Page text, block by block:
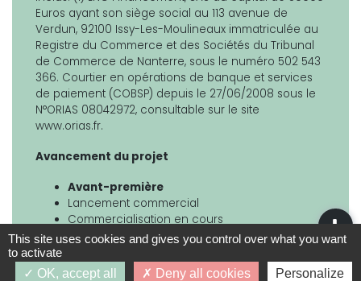
Euros ayant son siège social au 113 avenue de
Verdun, 92100 Issy-Les-Moulineaux immatriculée au
Registre du Commerce et des Sociétés du Tribunal
de Commerce de Nanterre, sous le numéro 502 543
366. Courtier en opérations de banque et services
de paiement (COBSP) depuis le 27/06/2008 sous le
N°ORIAS 08042972, consultable sur le site
www.orias.fr.
Avancement du projet
Avant-première
Lancement commercial
Commercialisation en cours
Actable
Livraison prévisionnelle — 01/07/2026
This site uses cookies and gives you control over what you want
to activate
OK, accept all
Deny all cookies Personalize